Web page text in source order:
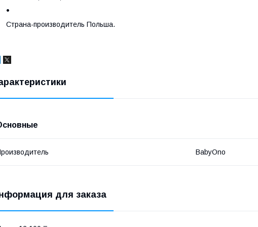
Страна-производитель Польша.
BabyOno
для заказа